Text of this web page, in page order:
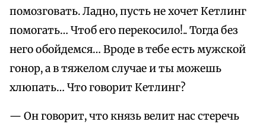
помозговать. Ладно, пусть не хочет Кетлинг
помогать… Чтоб его перекосило!.. Тогда без
него обойдемся… Вроде в тебе есть мужской
гонор, а в тяжелом случае и ты можешь
хлюпать… Что говорит Кетлинг?
— Он говорит, что князь велит нас стеречь